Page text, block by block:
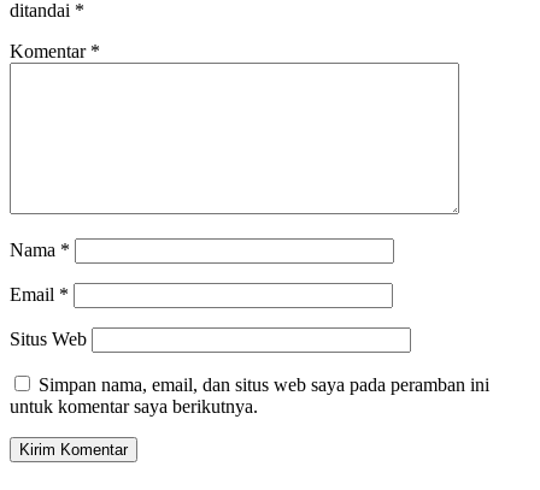
ditandai *
Komentar *
Nama *
Email *
Situs Web
Simpan nama, email, dan situs web saya pada peramban ini
untuk komentar saya berikutnya.